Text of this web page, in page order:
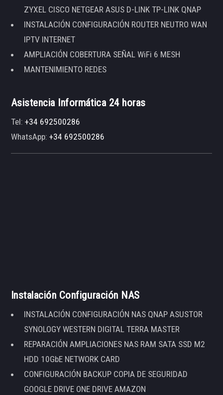
ZYXEL CISCO NETGEAR ASUS D-LINK TP-LINK QNAP
INSTALACIÓN CONFIGURACIÓN ROUTER NEUTRO WAN
IPTV INTERNET
AMPLIACIÓN COBERTURA SEÑAL WiFi 6 MESH
MANTENIMIENTO REDES
Asistencia Informática 24 horas
Tel:+34 692500286
WhatsApp:+34 692500286
Instalación Configuración NAS
INSTALACIÓN CONFIGURACIÓN NAS QNAP ASUSTOR
SYNOLOGY WESTERN DIGITAL TERRA MASTER
REPARACIÓN AMPLIACIONES NAS RAM SATA SSD M2
HDD 10GbE NETWORK CARD
CONFIGURACIÓN BACKUP COPIA DE SEGURIDAD
GOOGLE DRIVE ONE DRIVE AMAZON